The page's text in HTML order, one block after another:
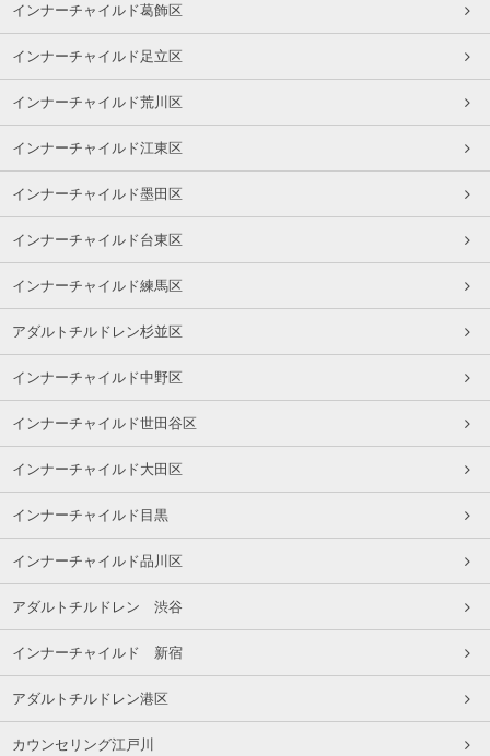
インナーチャイルド葛飾区
インナーチャイルド足立区
インナーチャイルド荒川区
インナーチャイルド江東区
インナーチャイルド墨田区
インナーチャイルド台東区
インナーチャイルド練馬区
アダルトチルドレン杉並区
インナーチャイルド中野区
インナーチャイルド世田谷区
インナーチャイルド大田区
インナーチャイルド目黒
インナーチャイルド品川区
アダルトチルドレン 渋谷
インナーチャイルド 新宿
アダルトチルドレン港区
カウンセリング江戸川